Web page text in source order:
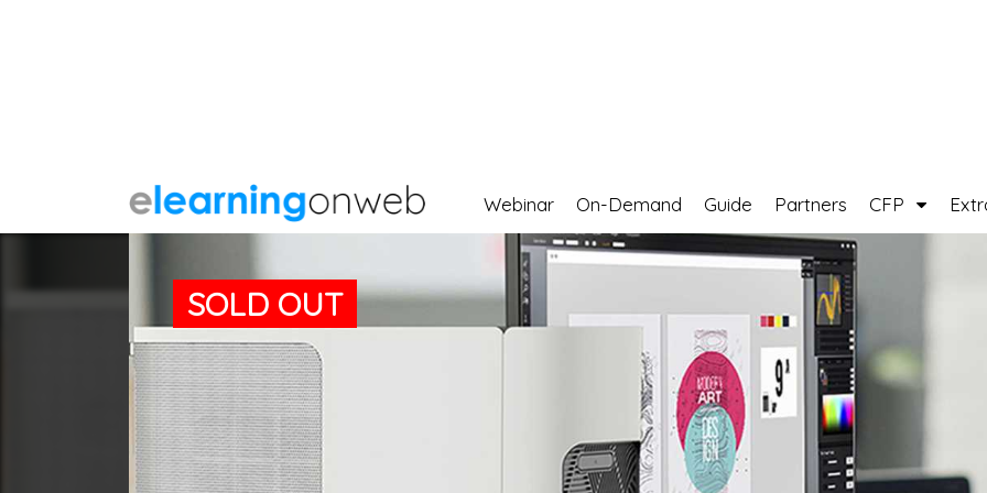
Webinar On-Demand Guide Partners CFP
SOLD OUT